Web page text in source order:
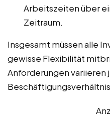
Arbeitszeiten über
Zeitraum.
Insgesamt müssen alle
gewisse Flexibilität
Anforderungen variieren